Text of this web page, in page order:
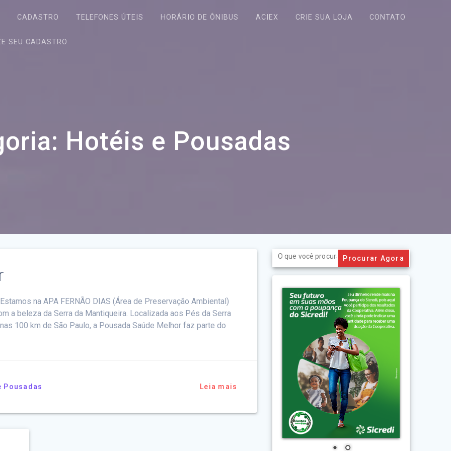
CADASTRO TELEFONES ÚTEIS HORÁRIO DE ÔNIBUS ACIEX CRIE SUA LOJA CONTATO
SEU CADASTRO
Hotéis e Pousadas
na APA FERNÃO DIAS (Área de Preservação Ambiental)
a beleza da Serra da Mantiqueira. Localizada aos Pés da Serra
100 km de São Paulo, a Pousada Saúde Melhor faz parte do
Pousadas Leia mais
Search
for: